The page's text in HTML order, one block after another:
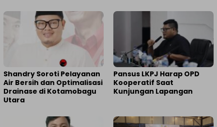
Shandry Soroti Pelayanan
Air Bersih dan Optimalisasi
Drainase di Kotamobagu
Utara
Pansus LKPJ Harap OPD
Kooperatif Saat
Kunjungan Lapangan